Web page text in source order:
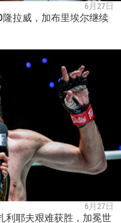
6月27日
隆拉威，加布里埃尔继续
6月27日
利耶夫艰难获胜，加冕世